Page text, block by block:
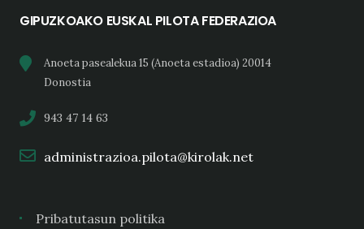
GIPUZKOAKO EUSKAL PILOTA FEDERAZIOA
Anoeta pasealekua 15 (Anoeta estadioa) 20014
Donostia
943 47 14 63
administrazioa.pilota@kirolak.net
Pribatutasun politika